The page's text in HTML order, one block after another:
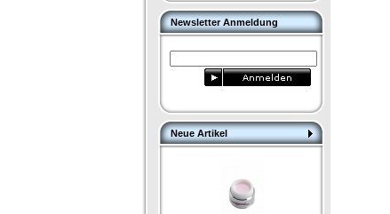
Newsletter Anmeldung
Neue Artikel